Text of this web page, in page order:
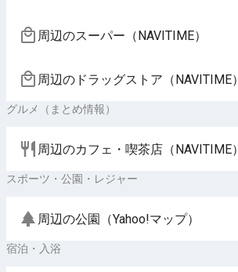
周辺のスーパー（NAVITIME）
周辺のドラッグストア（NAVITIME）
グルメ（まとめ情報）
周辺のカフェ・喫茶店（NAVITIME）
スポーツ・公園・レジャー
周辺の公園（Yahoo!マップ）
宿泊・入浴